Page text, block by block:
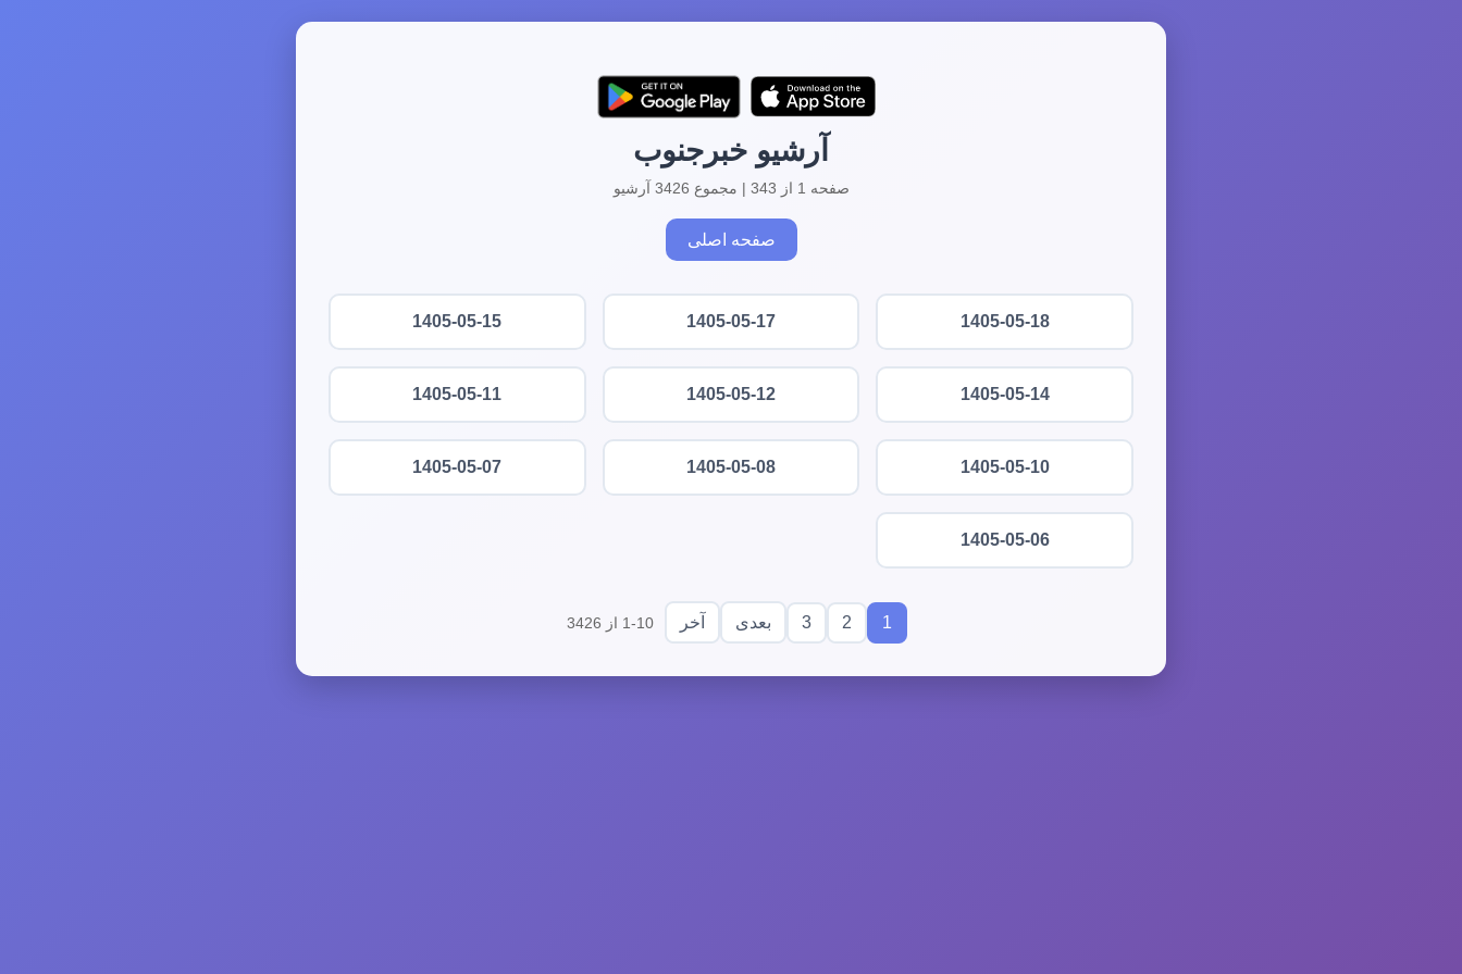
آرشیو خبرجنوب
صفحه 1 از 343 | مجموع 3426 آرشیو
صفحه اصلی
1405-05-18
1405-05-17
1405-05-15
1405-05-14
1405-05-12
1405-05-11
1405-05-10
1405-05-08
1405-05-07
1405-05-06
1
2
3 بعدی آخر 1-10 از 3426